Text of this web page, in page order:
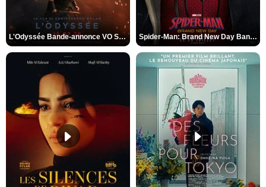
L'Odyssée Bande-annonce VO STFR Spider-Man: Brand New Day Bande-annonce VO STFR